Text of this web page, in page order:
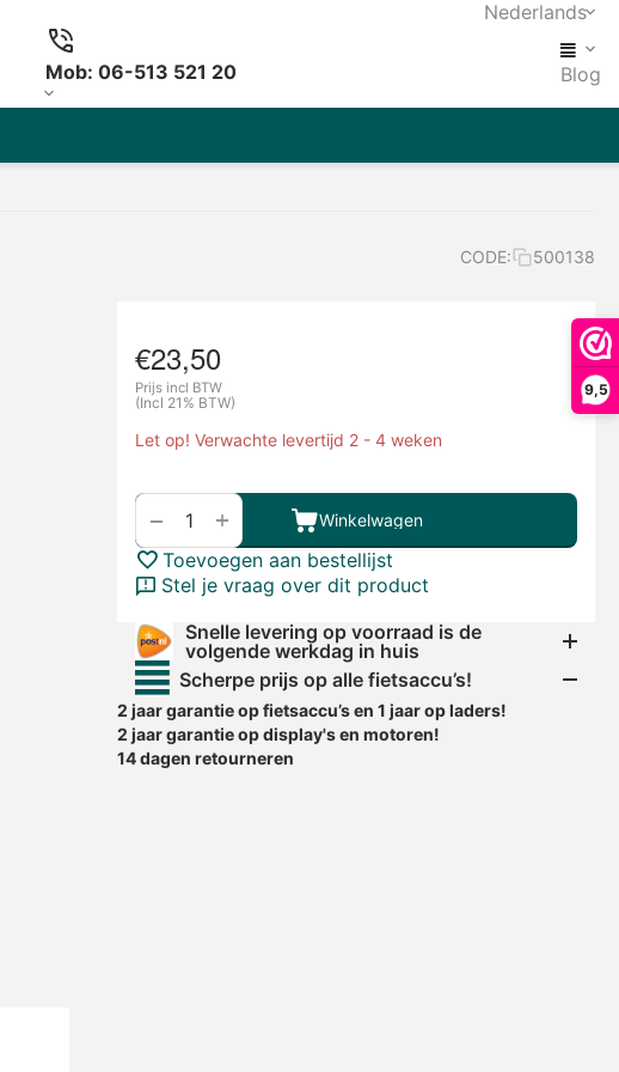
9,5
Nederlands
Mob: 06-513 521 20 Blog
CODE: 500138
€23,50
Prijs incl BTW
(Incl 21% BTW)
Let op! Verwachte levertijd 2 - 4 weken
+
− Winkelwagen
Toevoegen aan bestellijst
Stel je vraag over dit product
Snelle levering op voorraad is de
volgende werkdag in huis
Scherpe prijs op alle fietsaccu’s!
2 jaar garantie op fietsaccu’s en 1 jaar op laders!
2 jaar garantie op display's en motoren!
14 dagen retourneren